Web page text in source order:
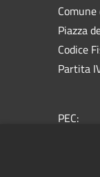
Piazza
Codice
Partita
PEC: